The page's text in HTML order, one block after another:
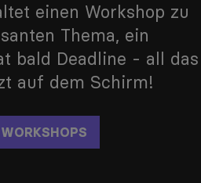
einen Workshop zu
Thema, ein
bald Deadline - all das
auf dem Schirm!